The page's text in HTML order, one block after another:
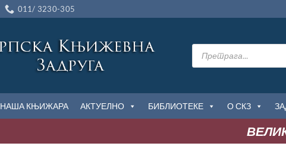
011/ 3230-305
Products
search
НАША КЊИЖАРА АКТУЕЛНО БИБЛИОТЕКЕ О СКЗ